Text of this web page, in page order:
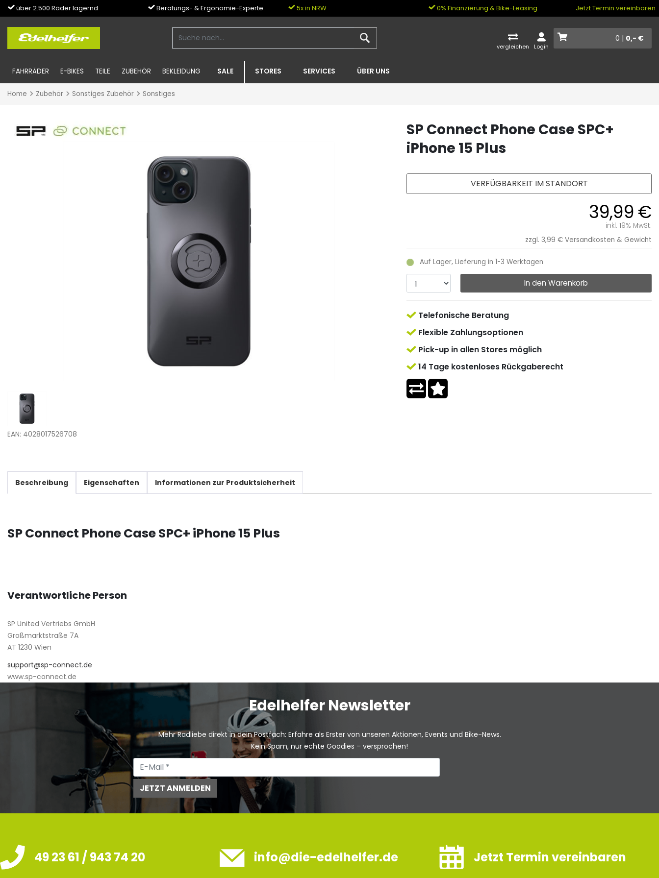
über 2.500 Räder lagernd Beratungs- & Ergonomie-Experte 5x in NRW 0% Finanzierung & Bike-Leasing Jetzt Termin vereinbaren
vergleichen Login
0 | 0,- €
FAHRRÄDER E-BIKES TEILE ZUBEHÖR BEKLEIDUNG SALE STORES SERVICES ÜBER UNS
Home Zubehör Sonstiges Zubehör Sonstiges
EAN: 4028017526708
SP Connect Phone Case SPC+
iPhone 15 Plus
39,99 €
inkl. 19% MwSt.
zzgl. 3,99 € Versandkosten & Gewicht
Auf Lager, Lieferung in 1-3 Werktagen
In den Warenkorb
VERFÜGBARKEIT IM STANDORT
Telefonische Beratung
Flexible Zahlungsoptionen
Pick-up in allen Stores möglich
14 Tage kostenloses Rückgaberecht
Beschreibung Eigenschaften Informationen zur Produktsicherheit
SP Connect Phone Case SPC+ iPhone 15 Plus
Verantwortliche Person
SP United Vertriebs GmbH
Großmarktstraße 7A
AT 1230 Wien
support@sp-connect.de
www.sp-connect.de
Edelhelfer Newsletter
Mehr Radliebe direkt in dein Postfach: Erfahre als Erster von unseren Aktionen, Events und Bike-News.
Kein Spam, nur echte Goodies – versprochen!
JETZT ANMELDEN
49 23 61 / 943 74 20 info@die-edelhelfer.de Jetzt Termin vereinbaren